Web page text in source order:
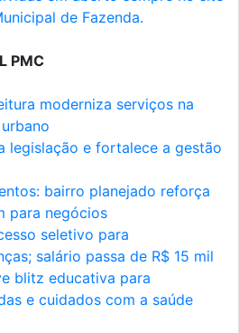
de Fazenda.
PMC
moderniza serviços na
legislação e fortalece a gestão
bairro planejado reforça
para negócios
seletivo para
salário passa de R$ 15 mil
blitz educativa para
e cuidados com a saúde